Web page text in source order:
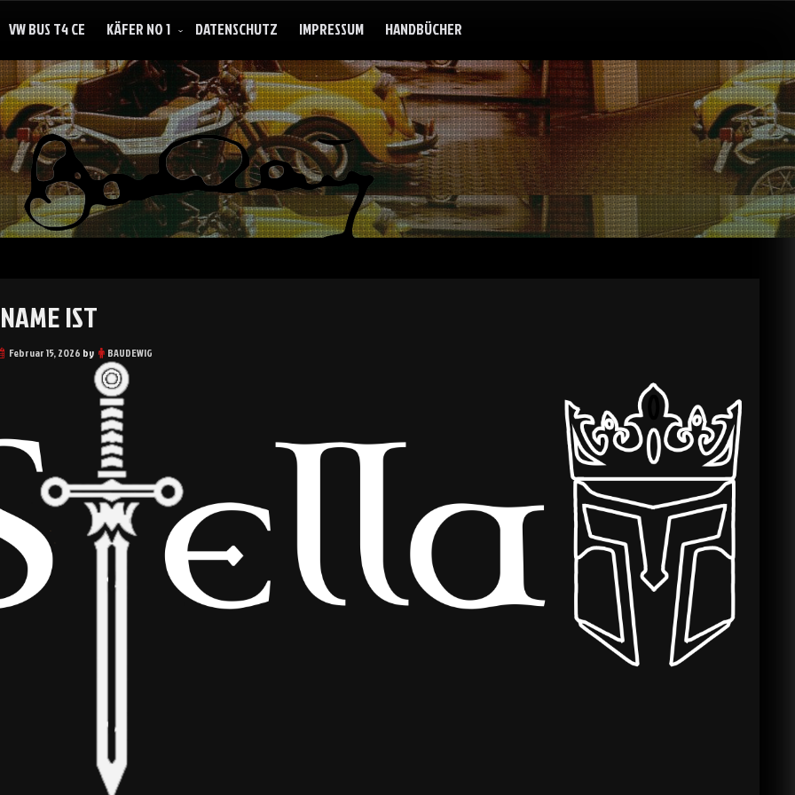
VW BUS T4 CE KÄFER NO 1 DATENSCHUTZ IMPRESSUM HANDBÜCHER
IST
Februar 15, 2026 by BAUDEWIG